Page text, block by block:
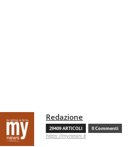
Redazione
29409 ARTICOLI 0 Commenti
https://mynews.it